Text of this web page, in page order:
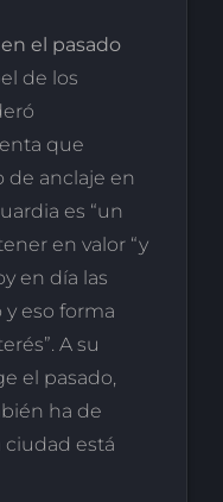
el pasado
de los
que
anclaje en
es “un
en valor “y
en día las
eso forma
A su
el pasado,
ha de
está